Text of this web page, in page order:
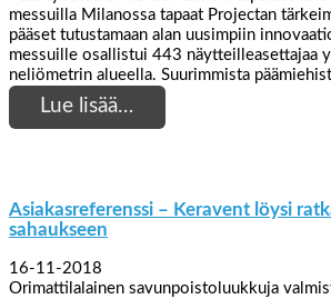
messuilla Milanossa tapaat Projectan
pääset tutustamaan alan uusimpiin
messuille osallistui 443 näytteilleasettajaa
neliömetrin alueella. Suurimmista
Lue lisää…
Asiakasreferenssi – Keravent löysi
sahaukseen
16-11-2018
Orimattilalainen savunpoistoluukkuja